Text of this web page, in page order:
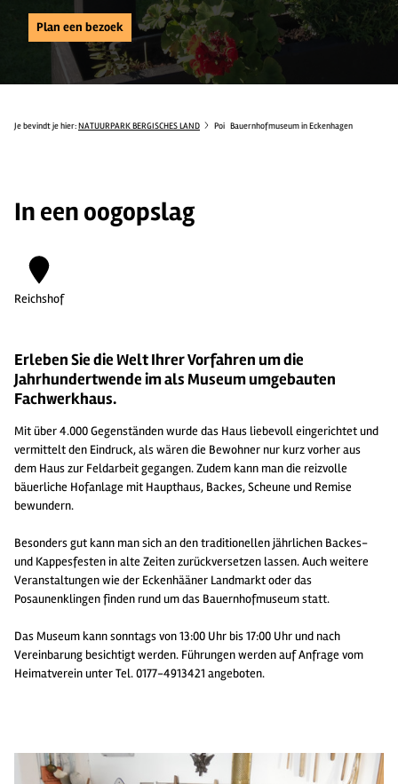
Plan een bezoek
Je bevindt je hier:NATUURPARK BERGISCHES LAND Poi Bauernhofmuseum in Eckenhagen
In een oogopslag
Reichshof
Erleben Sie die Welt Ihrer Vorfahren um die
Jahrhundertwende im als Museum umgebauten
Fachwerkhaus.
Mit über 4.000 Gegenständen wurde das Haus liebevoll eingerichtet und
vermittelt den Eindruck, als wären die Bewohner nur kurz vorher aus
dem Haus zur Feldarbeit gegangen. Zudem kann man die reizvolle
bäuerliche Hofanlage mit Haupthaus, Backes, Scheune und Remise
bewundern.
Besonders gut kann man sich an den traditionellen jährlichen Backes-
und Kappesfesten in alte Zeiten zurückversetzen lassen. Auch weitere
Veranstaltungen wie der Eckenhääner Landmarkt oder das
Posaunenklingen finden rund um das Bauernhofmuseum statt.
Das Museum kann sonntags von 13:00 Uhr bis 17:00 Uhr und nach
Vereinbarung besichtigt werden. Führungen werden auf Anfrage vom
Heimatverein unter Tel. 0177-4913421 angeboten.